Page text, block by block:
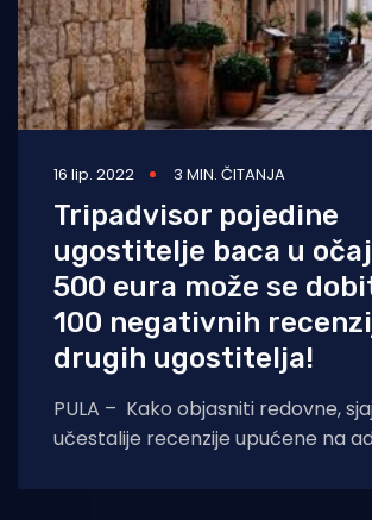
16 lip. 2022 3 MIN. ČITANJA
Tripadvisor pojedine
ugostitelje baca u
500 eura može se
100 negativnih
drugih ugostitelja!
PULA – Kako objasniti redovne,
učestalije recenzije upućene na
uslugu koju pružaju? – Bilo